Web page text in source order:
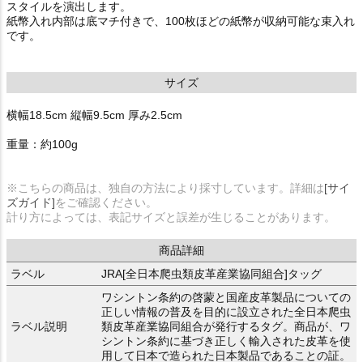
スタイルを演出します。
紙幣入れ内部は底マチ付きで、100枚ほどの紙幣が収納可能な束入れ
です。
サイズ
横幅18.5cm 縦幅9.5cm 厚み2.5cm
重量：約100g
※こちらの商品は、独自の方法により採寸しています。詳細は[サイ
ズガイド]をご確認ください。
計り方によっては、表記サイズと誤差が生じることがあります。
商品詳細
ラベル
JRA[全日本爬虫類皮革産業協同組合]タッグ
ラベル説明
ワシントン条約の啓蒙と国産皮革製品についての
正しい情報の普及を目的に設立された全日本爬虫
類皮革産業協同組合が発行するタグ。商品が、ワ
シントン条約に基づき正しく輸入された皮革を使
用して日本で造られた日本製品であることの証。